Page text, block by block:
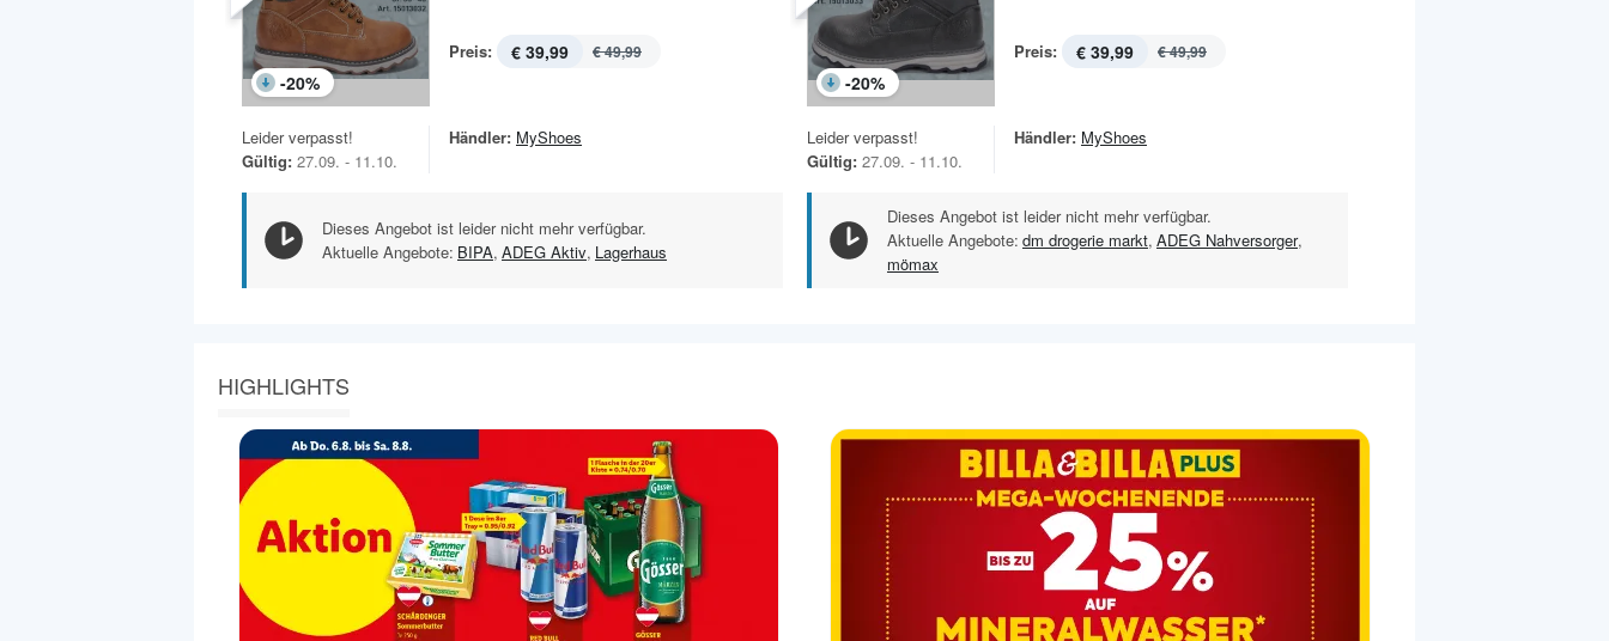
-20%
Preis: € 39,99 € 49,99
Leider verpasst!
Gültig: 27.09. - 11.10.
Händler: MyShoes
Dieses Angebot ist leider nicht mehr verfügbar.
Aktuelle Angebote: BIPA, ADEG Aktiv, Lagerhaus
-20%
Preis: € 39,99 € 49,99
Leider verpasst!
Gültig: 27.09. - 11.10.
Händler: MyShoes
Dieses Angebot ist leider nicht mehr verfügbar.
Aktuelle Angebote: dm drogerie markt, ADEG Nahversorger,
mömax
HIGHLIGHTS